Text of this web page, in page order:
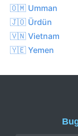
🇴🇲 Umman
🇯🇴 Ürdün
🇻🇳 Vietnam
🇾🇪 Yemen